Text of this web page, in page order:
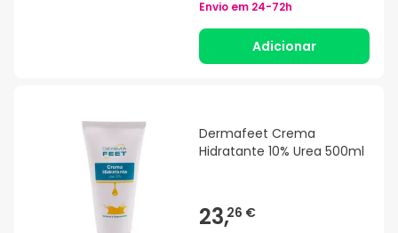
Envio em 24-72h
Adicionar
Dermafeet Crema
Hidratante 10% Urea 500ml
23,26 €